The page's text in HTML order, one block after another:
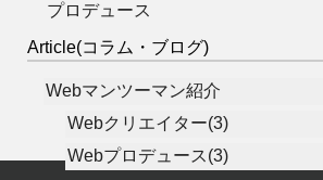
プロデュース
Article(コラム・ブログ)
Webマンツーマン紹介
Webクリエイター(3)
Webプロデュース(3)